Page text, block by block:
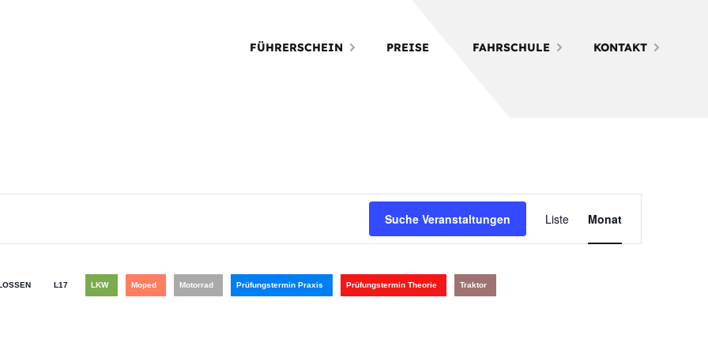
FÜHRERSCHEIN PREISE FAHRSCHULE KONTAKT
Suche Veranstaltungen
Ansichten-
Liste Monat
L17 LKW Moped Motorrad Prüfungstermin Praxis Prüfungstermin Theorie Traktor